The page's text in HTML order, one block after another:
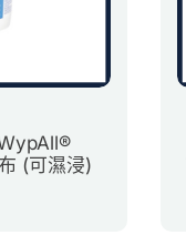
(可濕浸)